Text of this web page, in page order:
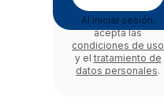
Al iniciar sesión,
acepta las
condiciones de uso
y el tratamiento de
datos personales.